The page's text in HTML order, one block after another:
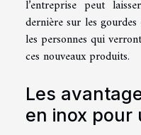
l’entreprise peut
dernière sur les
les personnes qui
ces nouveaux produits.
Les
en inox pour